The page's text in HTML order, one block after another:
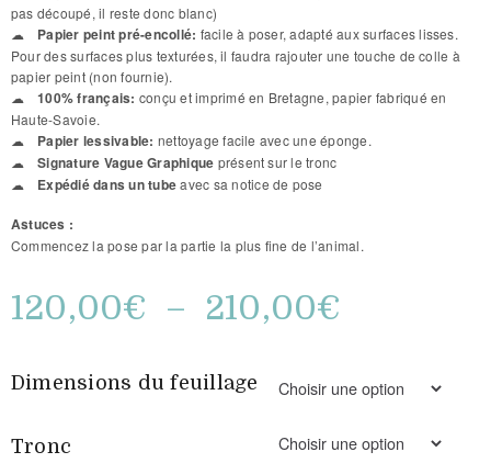
pas découpé, il reste donc blanc)
Papier peint pré-encollé: facile à poser, adapté aux surfaces lisses.
Pour des surfaces plus texturées, il faudra rajouter une touche de colle à
papier peint (non fournie).
100% français: conçu et imprimé en Bretagne, papier fabriqué en
Haute-Savoie.
Papier lessivable: nettoyage facile avec une éponge.
Signature Vague Graphique présent sur le tronc
Expédié dans un tubeavec sa notice de pose
Astuces :
Commencez la pose par la partie la plus fine de l’animal.
120,00€ – 210,00€
Dimensions du feuillage
Tronc